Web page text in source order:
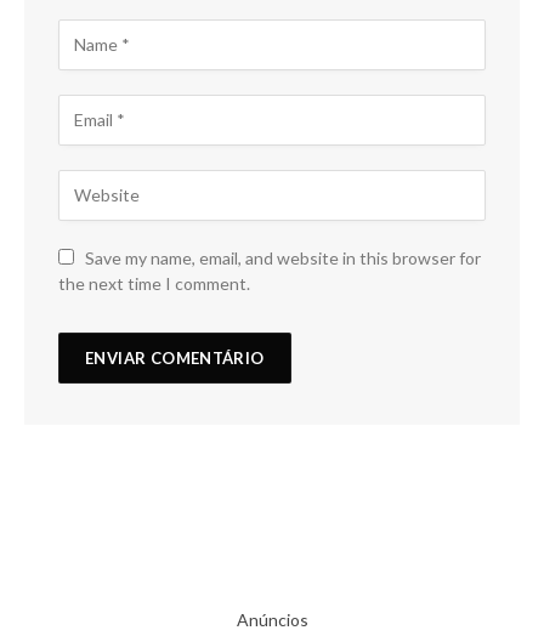
Save my name, email, and website in this browser for
the next time I comment.
Anúncios